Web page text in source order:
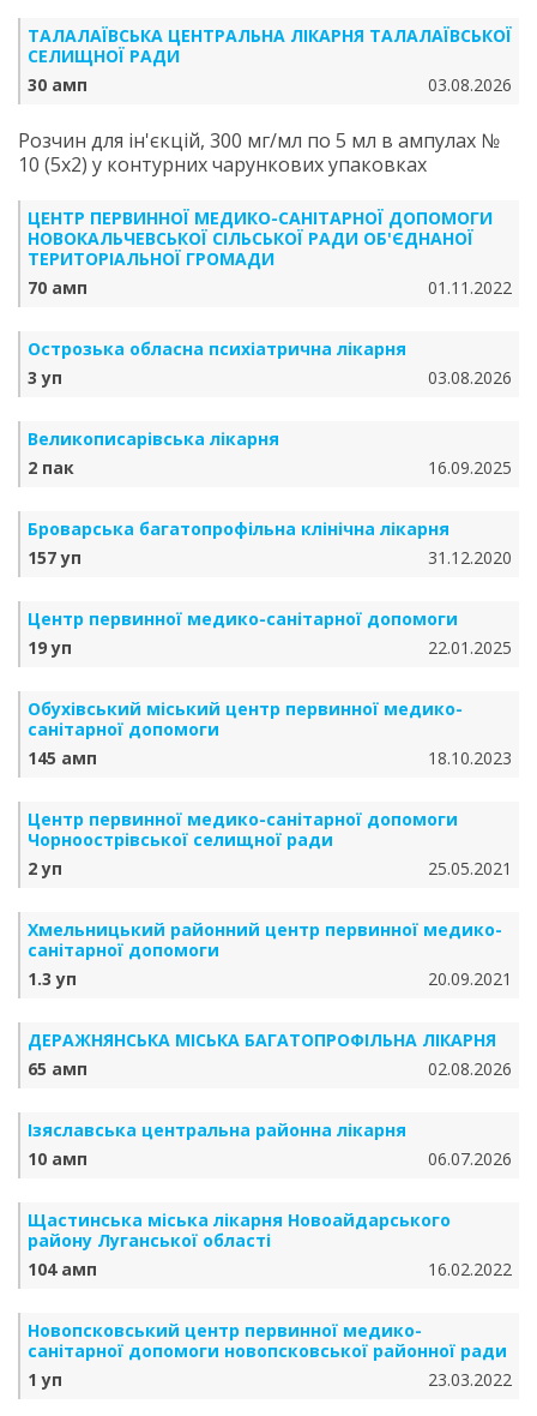
ТАЛАЛАЇВСЬКА ЦЕНТРАЛЬНА ЛІКАРНЯ ТАЛАЛАЇВСЬКОЇ
СЕЛИЩНОЇ РАДИ
30 амп
03.08.2026
Розчин для ін'єкцій, 300 мг/мл по 5 мл в ампулах №
10 (5х2) у контурних чарункових упаковках
ЦЕНТР ПЕРВИННОЇ МЕДИКО-САНІТАРНОЇ ДОПОМОГИ
НОВОКАЛЬЧЕВСЬКОЇ СІЛЬСЬКОЇ РАДИ ОБ'ЄДНАНОЇ
ТЕРИТОРІАЛЬНОЇ ГРОМАДИ
70 амп
01.11.2022
Острозька обласна психіатрична лікарня
3 уп
03.08.2026
Великописарівська лікарня
2 пак
16.09.2025
Броварська багатопрофільна клінічна лікарня
157 уп
31.12.2020
Центр первинної медико-санітарної допомоги
19 уп
22.01.2025
Обухівський міський центр первинної медико-
санітарної допомоги
145 амп
18.10.2023
Центр первинної медико-санітарної допомоги
Чорноострівської селищної ради
2 уп
25.05.2021
Хмельницький районний центр первинної медико-
санітарної допомоги
1.3 уп
20.09.2021
ДЕРАЖНЯНСЬКА МІСЬКА БАГАТОПРОФІЛЬНА ЛІКАРНЯ
65 амп
02.08.2026
Ізяславська центральна районна лікарня
10 амп
06.07.2026
Щастинська міська лікарня Новоайдарського
району Луганської області
104 амп
16.02.2022
Новопсковський центр первинної медико-
санітарної допомоги новопсковської районної ради
1 уп
23.03.2022